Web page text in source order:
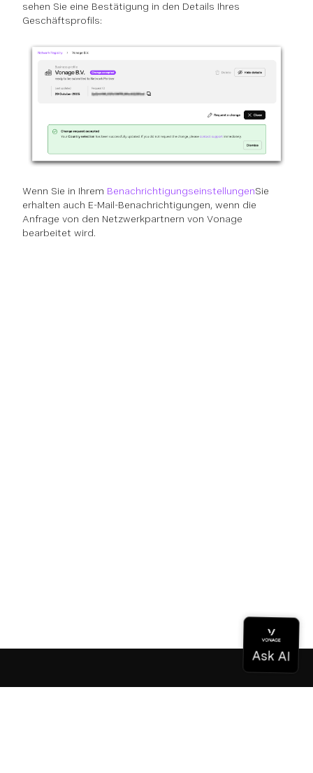
sehen Sie eine Bestätigung in den Details Ihres
Geschäftsprofils:
Wenn Sie in Ihrem BenachrichtigungseinstellungenSie
erhalten auch E-Mail-Benachrichtigungen, wenn die
Anfrage von den Netzwerkpartnern von Vonage
bearbeitet wird.